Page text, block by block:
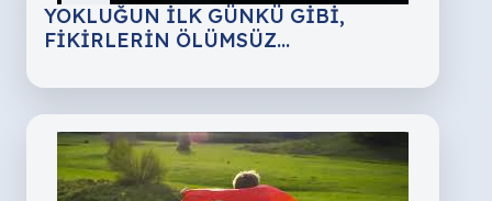
YOKLUĞUN İLK GÜNKÜ GİBİ,
FİKİRLERİN ÖLÜMSÜZ…